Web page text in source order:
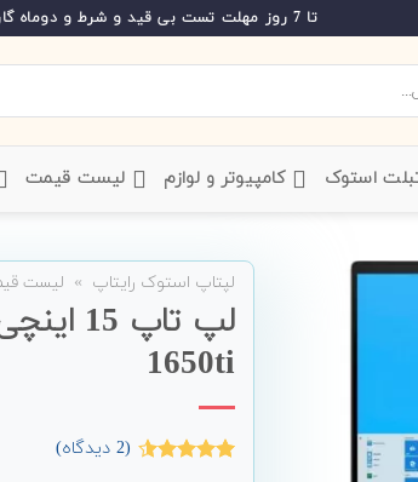
تا 7 روز مهلت تست بی قید و شرط و دوماه گارانتی رایگان
استوک ‌ کامپیوتر و لوازم ‌ لیست قیمت
لپتاپ استوک رایتاپ » لیست
1650ti
(
2دیدگاه)